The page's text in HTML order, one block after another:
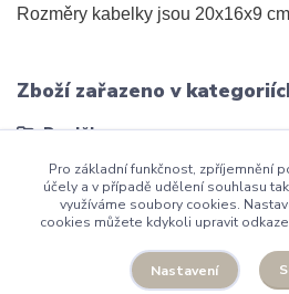
Rozměry kabelky jsou 20x16x9
Zboží zařazeno v
Doplňky
Instagram
Pro základní funkčnost, zpříjemnění
účely a v případě udělení souhlasu
využíváme soubory cookies.
cookies můžete kdykoli upravit
Nastavení